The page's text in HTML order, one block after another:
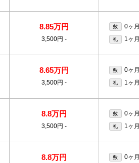
8.85万円
3,500円 -
敷 0ヶ月
礼 1ヶ月
8.65万円
3,500円 -
敷 0ヶ月
礼 1ヶ月
8.8万円
3,500円 -
敷 0ヶ月
礼 1ヶ月
8.8万円 敷 0ヶ月